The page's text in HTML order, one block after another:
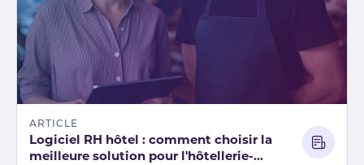
ARTICLE
Logiciel RH hôtel : comment choisir la
meilleure solution pour l'hôtellerie-